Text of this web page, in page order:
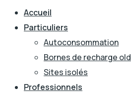
Accueil
Particuliers
Autoconsommation
Bornes de recharge old
Sites isolés
Professionnels